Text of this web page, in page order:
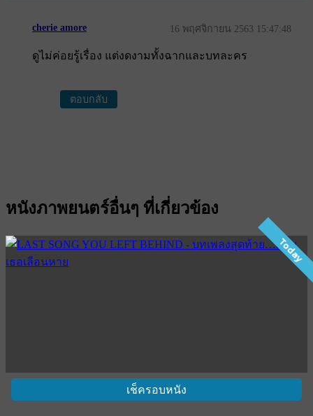
cherie amore 16 พฤศจิกายน 2563 15:47:48
ดูไม่ค่อยรู้เรื่อง แต่งดงามทั้งฉากและบทละคร
ตอบกลับ
หนังภาพยนตร์อื่นๆ ที่เกี่ยวข้อง
Today
เช็ครอบหนัง